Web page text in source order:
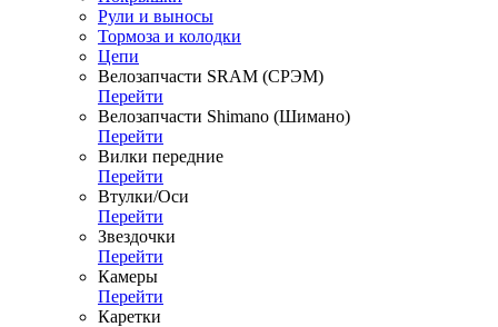
Рули и выносы
Тормоза и колодки
Цепи
Велозапчасти SRAM (СРЭМ)
Перейти
Велозапчасти Shimano (Шимано)
Перейти
Вилки передние
Перейти
Втулки/Оси
Перейти
Звездочки
Перейти
Камеры
Перейти
Каретки